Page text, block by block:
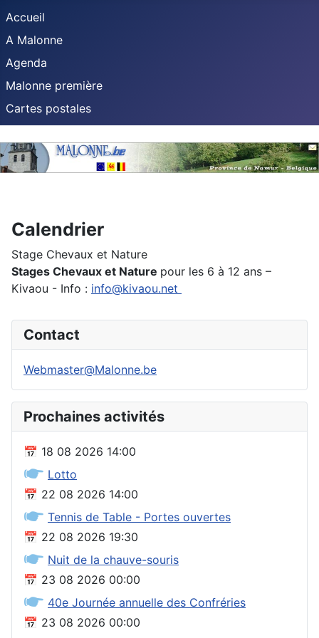
Accueil
A Malonne
Agenda
Malonne première
Cartes postales
Calendrier
Stage Chevaux et Nature
Stages Chevaux et Nature pour les 6 à 12 ans –
Kivaou - Info : info@kivaou.net
Contact
Webmaster@Malonne.be
Prochaines activités
📅 18 08 2026 14:00
🖝 Lotto
📅 22 08 2026 14:00
🖝 Tennis de Table - Portes ouvertes
📅 22 08 2026 19:30
🖝 Nuit de la chauve-souris
📅 23 08 2026 00:00
🖝 40e Journée annuelle des Confréries
📅 23 08 2026 00:00